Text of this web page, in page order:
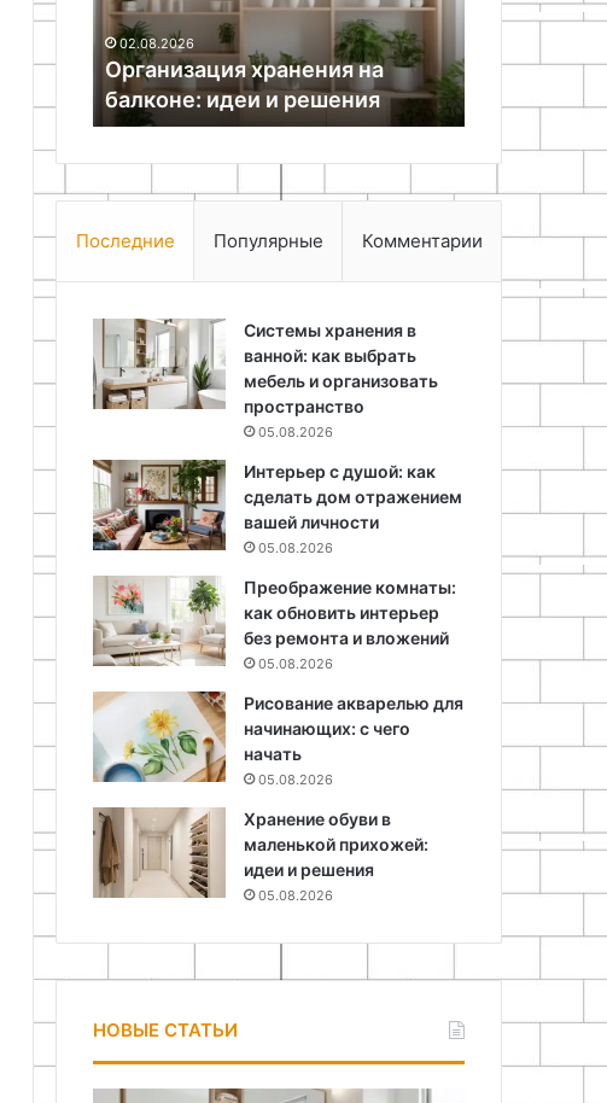
пряжу
для
вашего
проекта
23.03.2026
Нитки для вязания: как выбрать
идеальную пряжу для вашего
проекта
Последние Популярные Комментарии
Системы хранения в
ванной: как выбрать
мебель и организовать
пространство
05.08.2026
Интерьер с душой: как
сделать дом отражением
вашей личности
05.08.2026
Преображение комнаты:
как обновить интерьер
без ремонта и вложений
05.08.2026
Рисование акварелью для
начинающих: с чего
начать
05.08.2026
Хранение обуви в
маленькой прихожей:
идеи и решения
05.08.2026
НОВЫЕ СТАТЬИ